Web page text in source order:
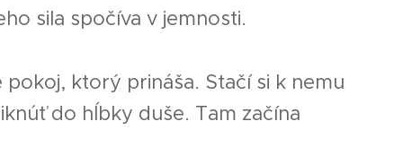
sila spočíva v jemnosti.
ktorý prináša. Stačí si k nemu
do hĺbky duše. Tam začína